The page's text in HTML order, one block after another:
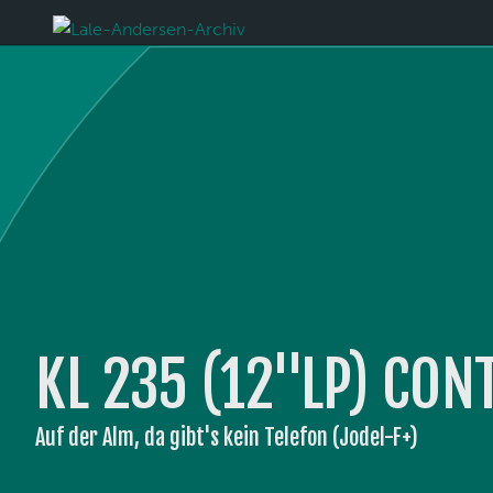
KL 235 (12''LP)
Auf der Alm, da gibt's kein Telefon (Jodel-F+)